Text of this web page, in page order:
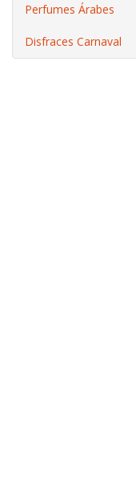
Perfumes Árabes
Disfraces Carnaval